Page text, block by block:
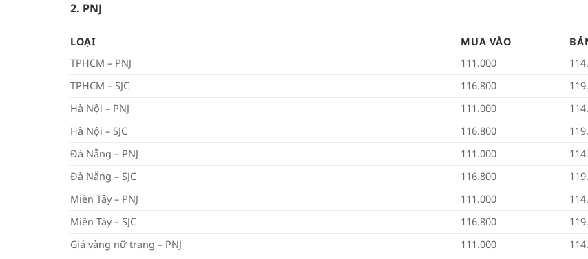
2. PNJ
LOẠI MUA VÀO
TPHCM – PNJ
111.000
TPHCM – SJC
116.800
Hà Nội – PNJ
111.000
Hà Nội – SJC
116.800
Đà Nẵng – PNJ
111.000
Đà Nẵng – SJC
116.800
Miền Tây – PNJ
111.000
Miền Tây – SJC
116.800
Giá vàng nữ trang – PNJ
111.000